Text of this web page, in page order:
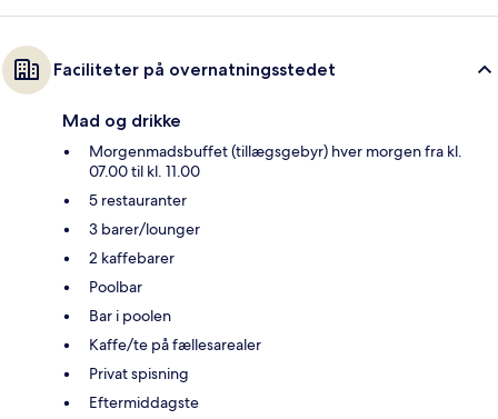
Faciliteter på overnatningsstedet
Mad og drikke
Morgenmadsbuffet (tillægsgebyr) hver morgen fra kl.
07.00 til kl. 11.00
5 restauranter
3 barer/lounger
2 kaffebarer
Poolbar
Bar i poolen
Kaffe/te på fællesarealer
Privat spisning
Eftermiddagste